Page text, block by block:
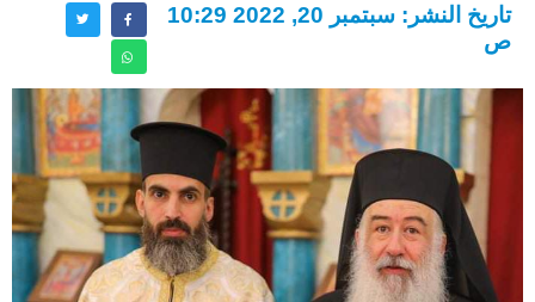
تاريخ النشر: سبتمبر 20, 2022 10:29
ص